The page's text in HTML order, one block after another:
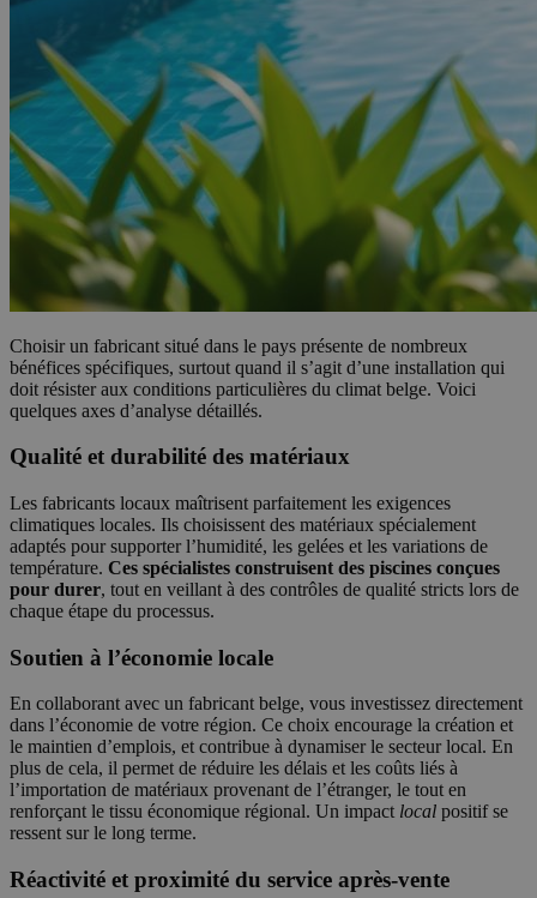
Choisir un fabricant situé dans le pays présente de nombreux
bénéfices spécifiques, surtout quand il s’agit d’une installation qui
doit résister aux conditions particulières du climat belge. Voici
quelques axes d’analyse détaillés.
Qualité et durabilité des matériaux
Les fabricants locaux maîtrisent parfaitement les exigences
climatiques locales. Ils choisissent des matériaux spécialement
adaptés pour supporter l’humidité, les gelées et les variations de
température. Ces spécialistes construisent des piscines conçues
pour durer, tout en veillant à des contrôles de qualité stricts lors de
chaque étape du processus.
Soutien à l’économie locale
En collaborant avec un fabricant belge, vous investissez directement
dans l’économie de votre région. Ce choix encourage la création et
le maintien d’emplois, et contribue à dynamiser le secteur local. En
plus de cela, il permet de réduire les délais et les coûts liés à
l’importation de matériaux provenant de l’étranger, le tout en
renforçant le tissu économique régional. Un impact local positif se
ressent sur le long terme.
Réactivité et proximité du service après-vente